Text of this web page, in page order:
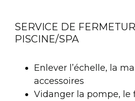
SERVICE DE
PISCINE/SPA
Enlever l’échelle, la
accessoires
Vidanger la pompe, le